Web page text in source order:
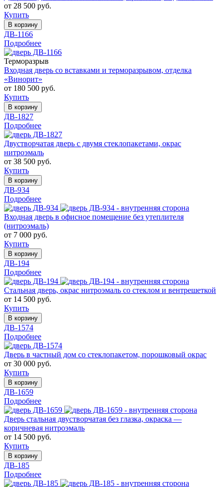
от 28 500 руб.
Купить
В корзину
ДВ-1166
Подробнее
Терморазрыв
Входная дверь со вставками и терморазрывом, отделка
«Винорит»
от 180 500 руб.
Купить
В корзину
ДВ-1827
Подробнее
Двустворчатая дверь с двумя стеклопакетами, окрас
нитроэмаль
от 38 500 руб.
Купить
В корзину
ДВ-934
Подробнее
Входная дверь в офисное помещение без утеплителя
(нитроэмаль)
от 7 000 руб.
Купить
В корзину
ДВ-194
Подробнее
Стальная дверь, окрас нитроэмаль со стеклом и вентрешеткой
от 14 500 руб.
Купить
В корзину
ДВ-1574
Подробнее
Дверь в частный дом со стеклопакетом, порошковый окрас
от 30 000 руб.
Купить
В корзину
ДВ-1659
Подробнее
Дверь стальная двустворчатая без глазка, окраска —
коричневая нитроэмаль
от 14 500 руб.
Купить
В корзину
ДВ-185
Подробнее